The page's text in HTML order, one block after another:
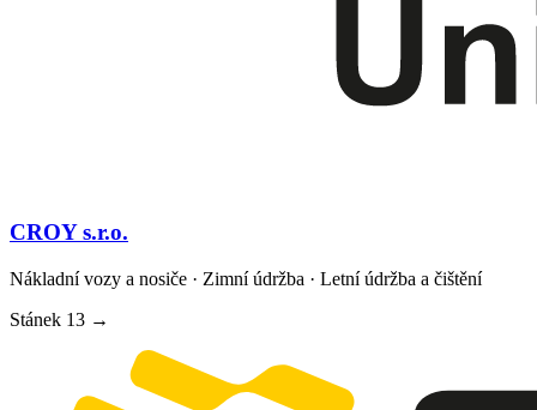
CROY s.r.o.
Nákladní vozy a nosiče · Zimní údržba · Letní údržba a čištění
Stánek 13 →